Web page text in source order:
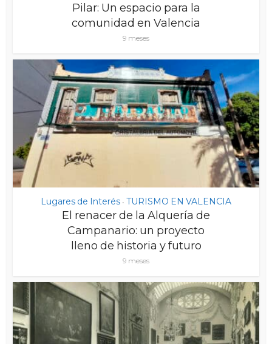
Pilar: Un espacio para la
comunidad en Valencia
9 meses
Lugares de Interés • TURISMO EN VALENCIA
El renacer de la Alquería de
Campanario: un proyecto
lleno de historia y futuro
9 meses